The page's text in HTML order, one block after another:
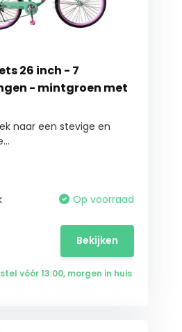
26 inch - 7
- mintgroen met
naar een stevige en
Op voorraad
Bekijken
vóór 13:00, morgen in huis